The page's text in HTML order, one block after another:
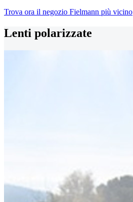
Trova ora il negozio Fielmann più vicino
Lenti polarizzate